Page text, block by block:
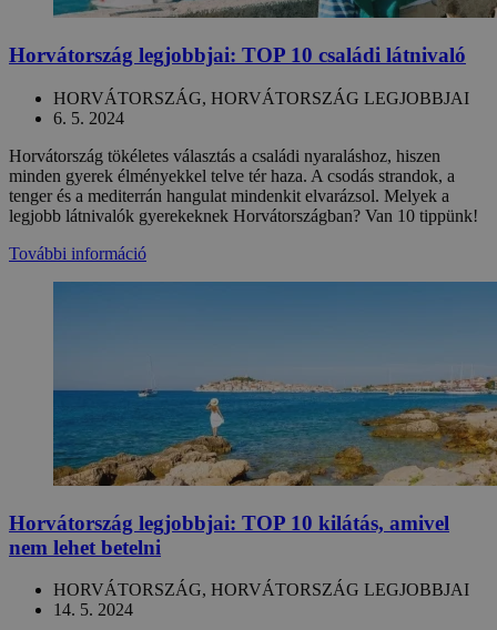
Horvátország legjobbjai: TOP 10 családi látnivaló
HORVÁTORSZÁG, HORVÁTORSZÁG LEGJOBBJAI
6. 5. 2024
Horvátország tökéletes választás a családi nyaraláshoz, hiszen
minden gyerek élményekkel telve tér haza. A csodás strandok, a
tenger és a mediterrán hangulat mindenkit elvarázsol. Melyek a
legjobb látnivalók gyerekeknek Horvátországban? Van 10 tippünk!
További információ
Horvátország legjobbjai: TOP 10 kilátás, amivel
nem lehet betelni
HORVÁTORSZÁG, HORVÁTORSZÁG LEGJOBBJAI
14. 5. 2024